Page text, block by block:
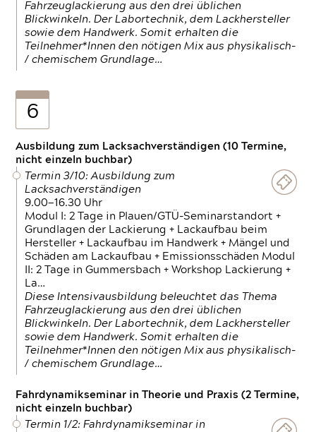
Fahrzeuglackierung aus den drei üblichen
Blickwinkeln. Der Labortechnik, dem Lackhersteller
sowie dem Handwerk. Somit erhalten die
Teilnehmer*Innen den nötigen Mix aus physikalisch-
/ chemischem Grundlage…
6
Ausbildung zum Lacksachverständigen (10 Termine,
nicht einzeln buchbar)
Termin 3/10: Ausbildung zum
Lacksachverständigen
9.00—16.30 Uhr
Modul I: 2 Tage in Plauen/GTÜ-Seminarstandort +
Grundlagen der Lackierung + Lackaufbau beim
Hersteller + Lackaufbau im Handwerk + Mängel und
Schäden am Lackaufbau + Emissionsschäden Modul
II: 2 Tage in Gummersbach + Workshop Lackierung +
La…
Diese Intensivausbildung beleuchtet das Thema
Fahrzeuglackierung aus den drei üblichen
Blickwinkeln. Der Labortechnik, dem Lackhersteller
sowie dem Handwerk. Somit erhalten die
Teilnehmer*Innen den nötigen Mix aus physikalisch-
/ chemischem Grundlage…
Fahrdynamikseminar in Theorie und Praxis (2 Termine,
nicht einzeln buchbar)
Termin 1/2: Fahrdynamikseminar in